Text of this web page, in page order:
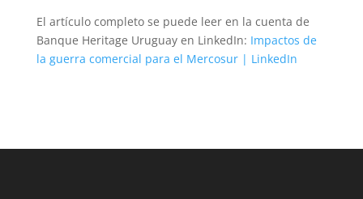
El artículo completo se puede leer en la cuenta de
Banque Heritage Uruguay en LinkedIn: Impactos de
la guerra comercial para el Mercosur | LinkedIn